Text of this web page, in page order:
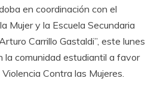
en coordinación con el
Mujer y la Escuela Secundaria
Carrillo Gastaldi”, este lunes
la comunidad estudiantil a favor
Contra las Mujeres.